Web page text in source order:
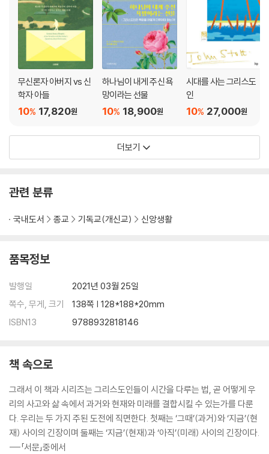
무신론자 아버지 vs 신
학자 아들
17,820원
10%
하나님이 내게 주신 욕
망이라는 선물
18,900원
10%
시대를 사는 그리스도
인
27,000원
10%
더보기
관련 분류
국내도서 종교 기독교(개신교) 신앙생활
품목정보
발행일
2021년 03월 25일
쪽수, 무게, 크기
138쪽 | 128*188*20mm
ISBN13
9788932818146
책 속으로
그래서 이 책과 시리즈는 그리스도인들이 시간을 다루는 법, 곧 어떻게 우
리의 사고와 삶 속에서 과거와 현재와 미래를 결합시킬 수 있는가를 다룬
다. 우리는 두 가지 주된 도전에 직면한다. 첫째는 ‘그때’(과거)와 ‘지금’(현
재) 사이의 긴장이며 둘째는 ‘지금’(현재)과 ‘아직’(미래) 사이의 긴장이다.
---「서문」중에서